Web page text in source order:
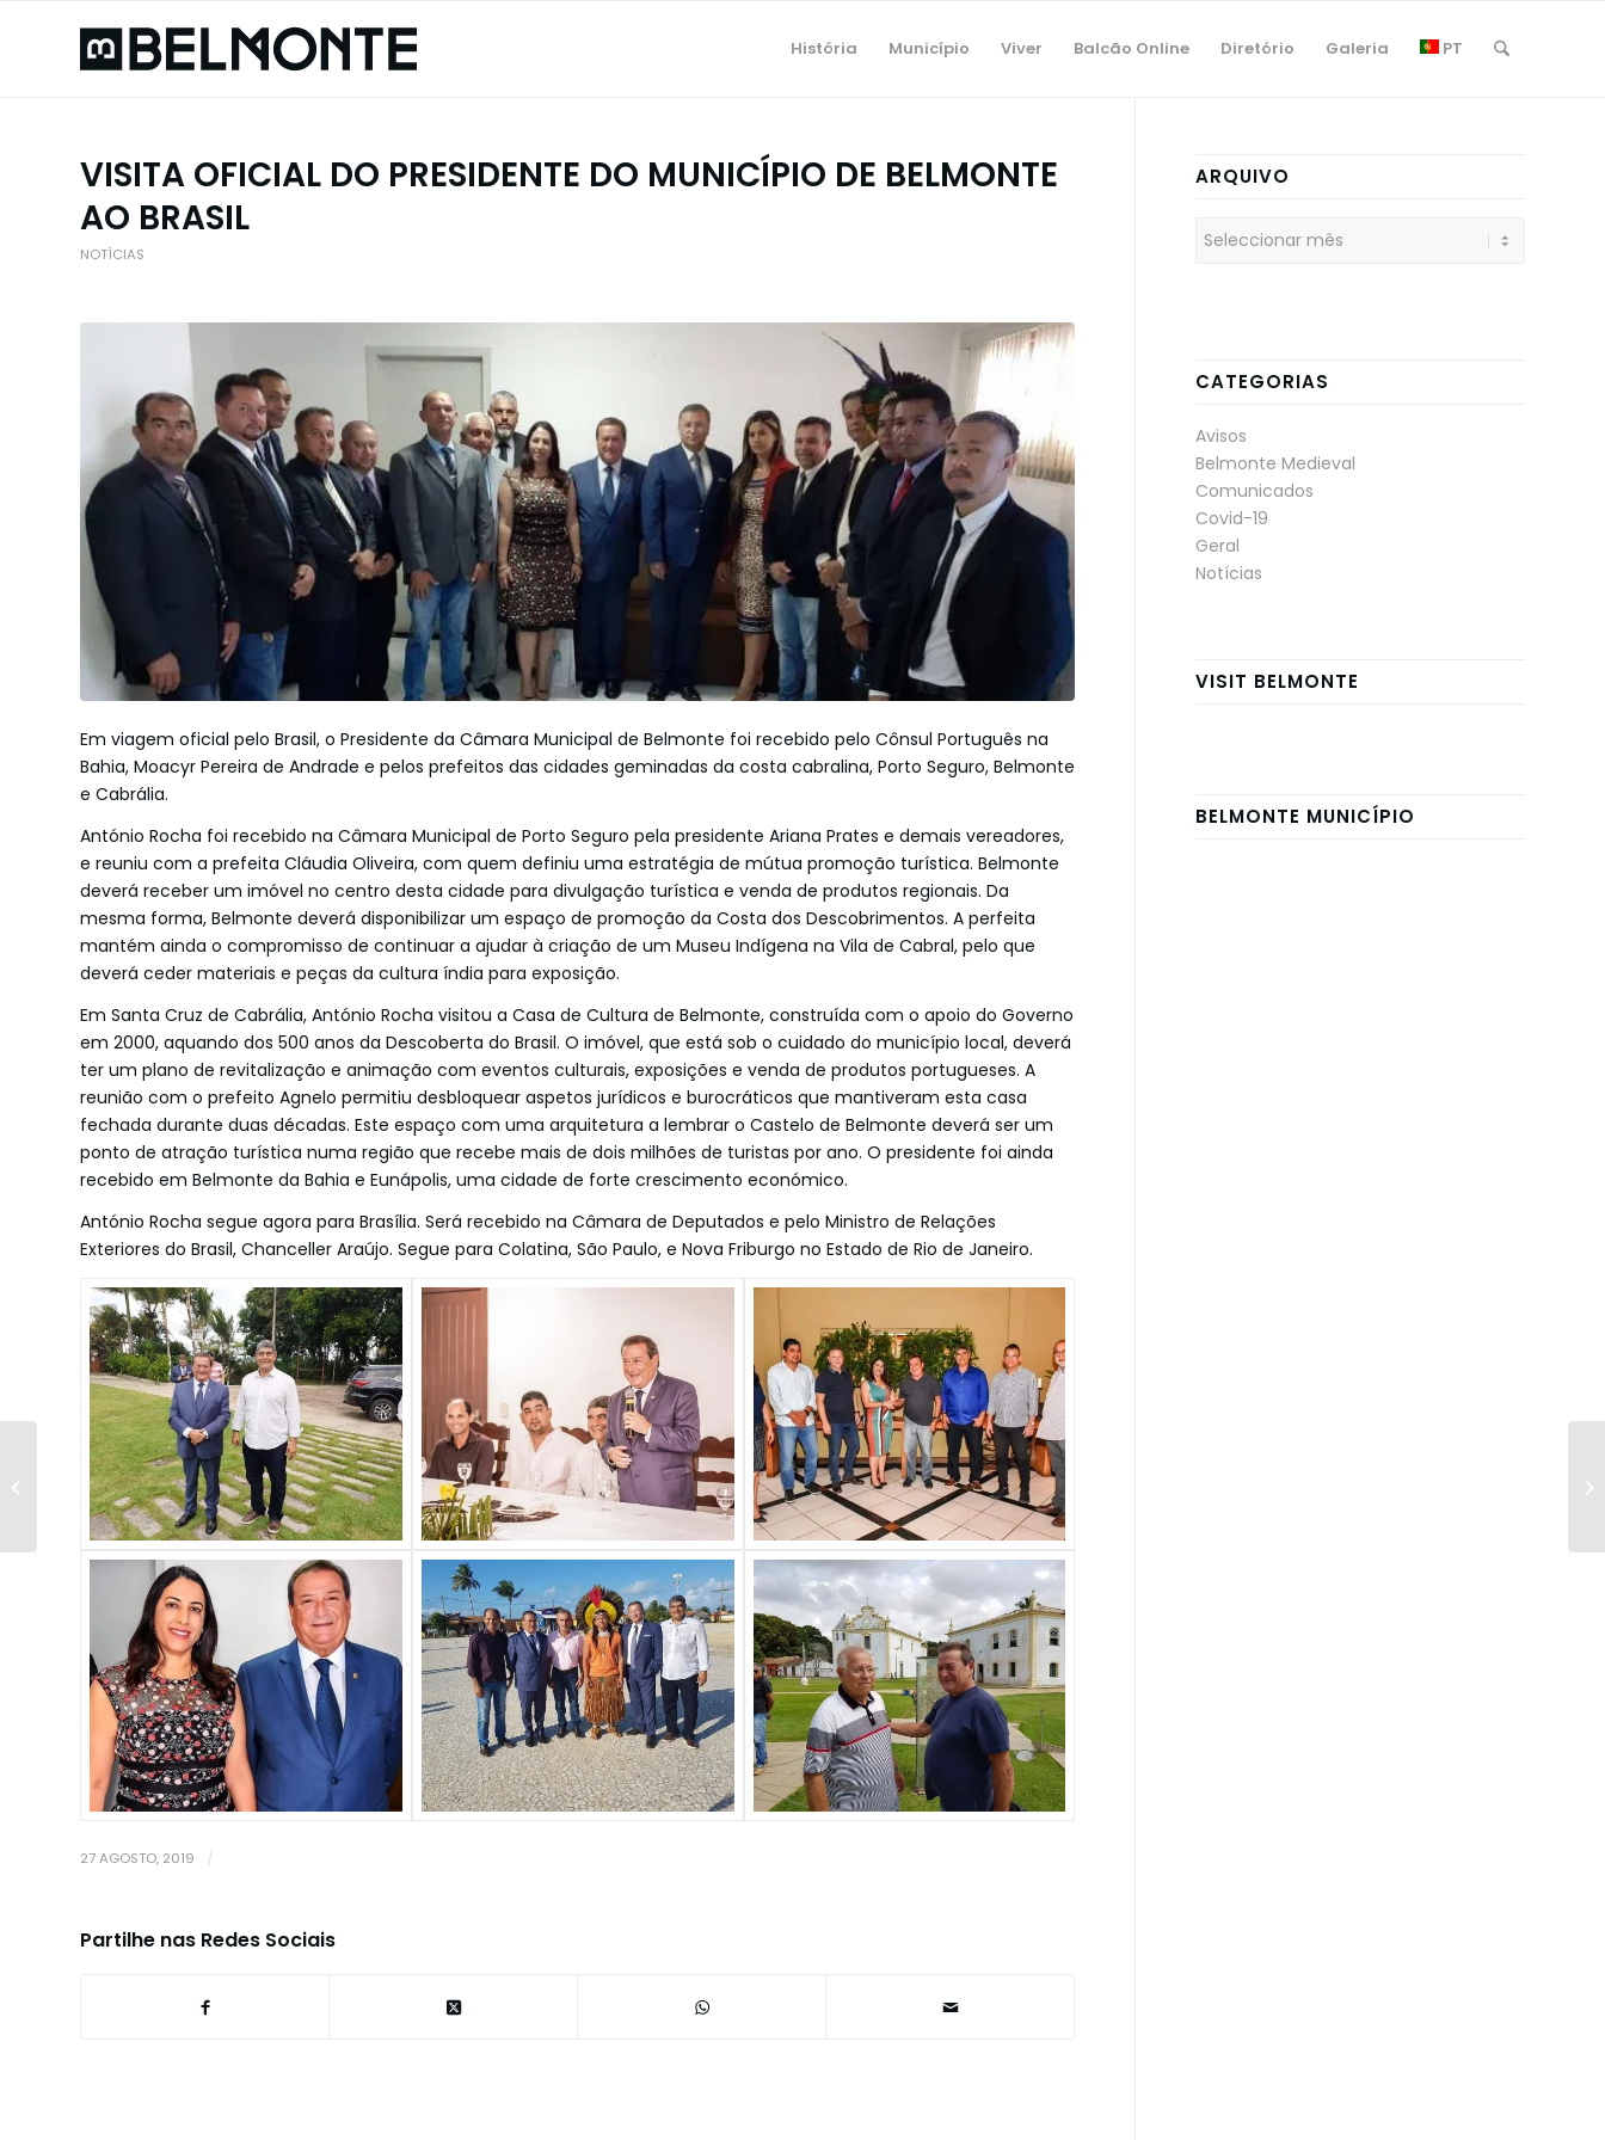
História Município Viver Balcão Online Diretório Galeria PT
VISITA OFICIAL DO PRESIDENTE DO MUNICÍPIO DE BELMONTE
AO BRASIL
NOTÍCIAS
Em viagem oficial pelo Brasil, o Presidente da Câmara Municipal de Belmonte foi recebido pelo Cônsul Português na
Bahia, Moacyr Pereira de Andrade e pelos prefeitos das cidades geminadas da costa cabralina, Porto Seguro, Belmonte
e Cabrália.
António Rocha foi recebido na Câmara Municipal de Porto Seguro pela presidente Ariana Prates e demais vereadores,
e reuniu com a prefeita Cláudia Oliveira, com quem definiu uma estratégia de mútua promoção turística. Belmonte
deverá receber um imóvel no centro desta cidade para divulgação turística e venda de produtos regionais. Da
mesma forma, Belmonte deverá disponibilizar um espaço de promoção da Costa dos Descobrimentos. A perfeita
mantém ainda o compromisso de continuar a ajudar à criação de um Museu Indígena na Vila de Cabral, pelo que
deverá ceder materiais e peças da cultura índia para exposição.
Em Santa Cruz de Cabrália, António Rocha visitou a Casa de Cultura de Belmonte, construída com o apoio do Governo
em 2000, aquando dos 500 anos da Descoberta do Brasil. O imóvel, que está sob o cuidado do município local, deverá
ter um plano de revitalização e animação com eventos culturais, exposições e venda de produtos portugueses. A
reunião com o prefeito Agnelo permitiu desbloquear aspetos jurídicos e burocráticos que mantiveram esta casa
fechada durante duas décadas. Este espaço com uma arquitetura a lembrar o Castelo de Belmonte deverá ser um
ponto de atração turística numa região que recebe mais de dois milhões de turistas por ano. O presidente foi ainda
recebido em Belmonte da Bahia e Eunápolis, uma cidade de forte crescimento económico.
António Rocha segue agora para Brasília. Será recebido na Câmara de Deputados e pelo Ministro de Relações
Exteriores do Brasil, Chanceller Araújo. Segue para Colatina, São Paulo, e Nova Friburgo no Estado de Rio de Janeiro.
27 AGOSTO, 2019 /
Partilhe nas Redes Sociais
ARQUIVO
CATEGORIAS
Avisos
Belmonte Medieval
Comunicados
Covid-19
Geral
Notícias
VISIT BELMONTE
BELMONTE MUNICÍPIO
Gabinete de
Atendimento ao
Consumidor